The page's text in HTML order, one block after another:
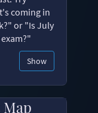
coming in
or "Is July
Show